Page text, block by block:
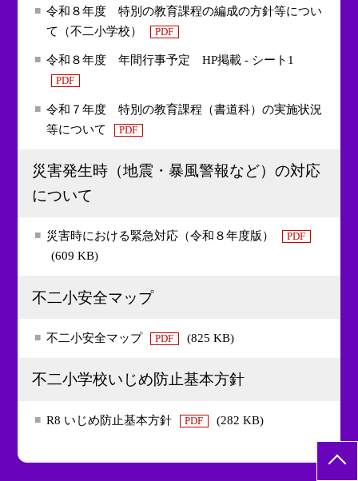
令和８年度 特別の教育課程の編成の方針等につい
て（不二小学校）
PDF
令和８年度 年間行事予定 HP掲載 - シート1
PDF
令和７年度 特別の教育課程（書道科）の実施状況
等について
PDF
災害発生時（地震・暴風警報など）の対応
について
災害時における緊急対応（令和８年度版） PDF
(609 KB)
不二小安全マップ
不二小安全マップ PDF (825 KB)
不二小学校いじめ防止基本方針
R8 いじめ防止基本方針 PDF (282 KB)